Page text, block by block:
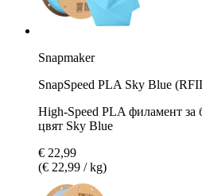
Snapmaker
SnapSpeed PLA Sky Blue
High-Speed PLA филамент за
цвят Sky Blue
€ 22,99
(€ 22,99 / kg)